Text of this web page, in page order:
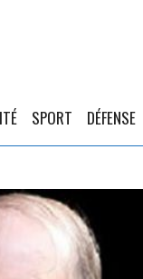
SPORT DÉFENSE